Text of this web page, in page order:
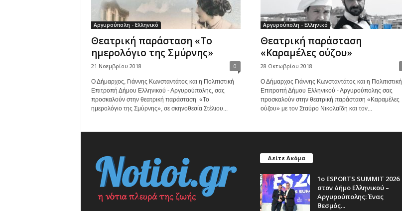
Αργυρούπολη - Ελληνικό
Θεατρική παράσταση «Το
ημερολόγιο της Σμύρνης»
21 Νοεμβρίου 2018 0
Ο Δήμαρχος, Γιάννης Κωνσταντάτος και η Πολιτιστική
Επιτροπή Δήμου Ελληνικού - Αργυρούπολης, σας
προσκαλούν στην θεατρική παράσταση «Το
ημερολόγιο της Σμύρνης», σε σκηνοθεσία Στέλιου...
Αργυρούπολη - Ελληνικό
Θεατρική παράσταση
«Καραμέλες ούζου»
28 Οκτωβρίου 2018
Ο Δήμαρχος Γιάννης Κωνσταντάτος και η Πολιτιστική
Επιτροπή Δήμου Ελληνικού - Αργυρούπολης σας
προσκαλούν στην θεατρική παράσταση «Καραμέλες
ούζου» με τον Σταύρο Νικολαΐδη και τον...
Δείτε Ακόμα
1ο ESPORTS SUMMIT 2026
στον Δήμο Ελληνικού –
Αργυρούπολης: Ένας
θεσμός...